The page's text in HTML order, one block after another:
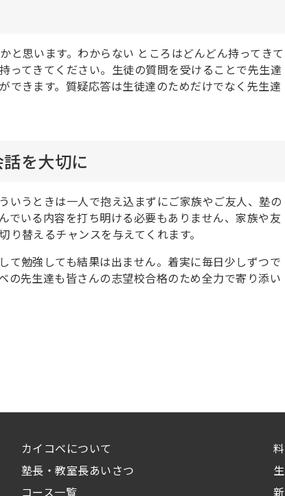
と思います。わからない ところはどんどん持ってきて
ってきてください。生徒の質問を受けることで先生達
できます。質疑応答は生徒達のためだけでなく先生達
を大切に
いうときは一人で抱え込まずにご家族やご友人、塾の
でいる内容を打ち明ける必要もありません、家族や友
替えるチャンスを与えてくれます。
て勉強しても結果は出ません。着実に毎日少しずつで
の先生達も皆さんの志望校合格のため全力で寄り添い
カイコベについて
塾長・教室長あいさつ
コース一覧